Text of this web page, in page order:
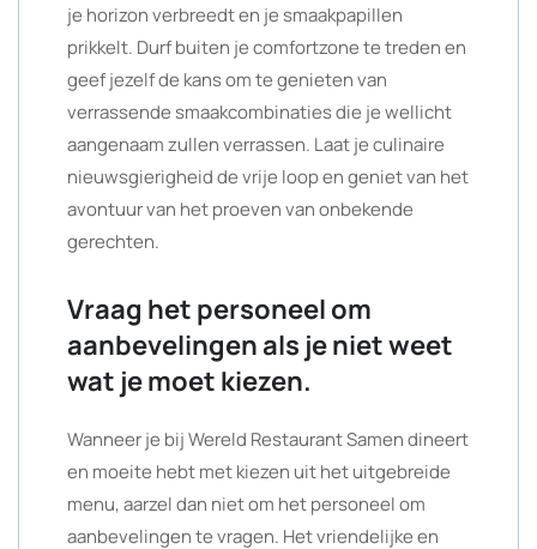
je horizon verbreedt en je smaakpapillen
prikkelt. Durf buiten je comfortzone te treden en
geef jezelf de kans om te genieten van
verrassende smaakcombinaties die je wellicht
aangenaam zullen verrassen. Laat je culinaire
nieuwsgierigheid de vrije loop en geniet van het
avontuur van het proeven van onbekende
gerechten.
Vraag het personeel om
aanbevelingen als je niet weet
wat je moet kiezen.
Wanneer je bij Wereld Restaurant Samen dineert
en moeite hebt met kiezen uit het uitgebreide
menu, aarzel dan niet om het personeel om
aanbevelingen te vragen. Het vriendelijke en